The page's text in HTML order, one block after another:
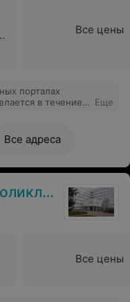
Все цены
порталах
Еще
Все адреса
Все цены